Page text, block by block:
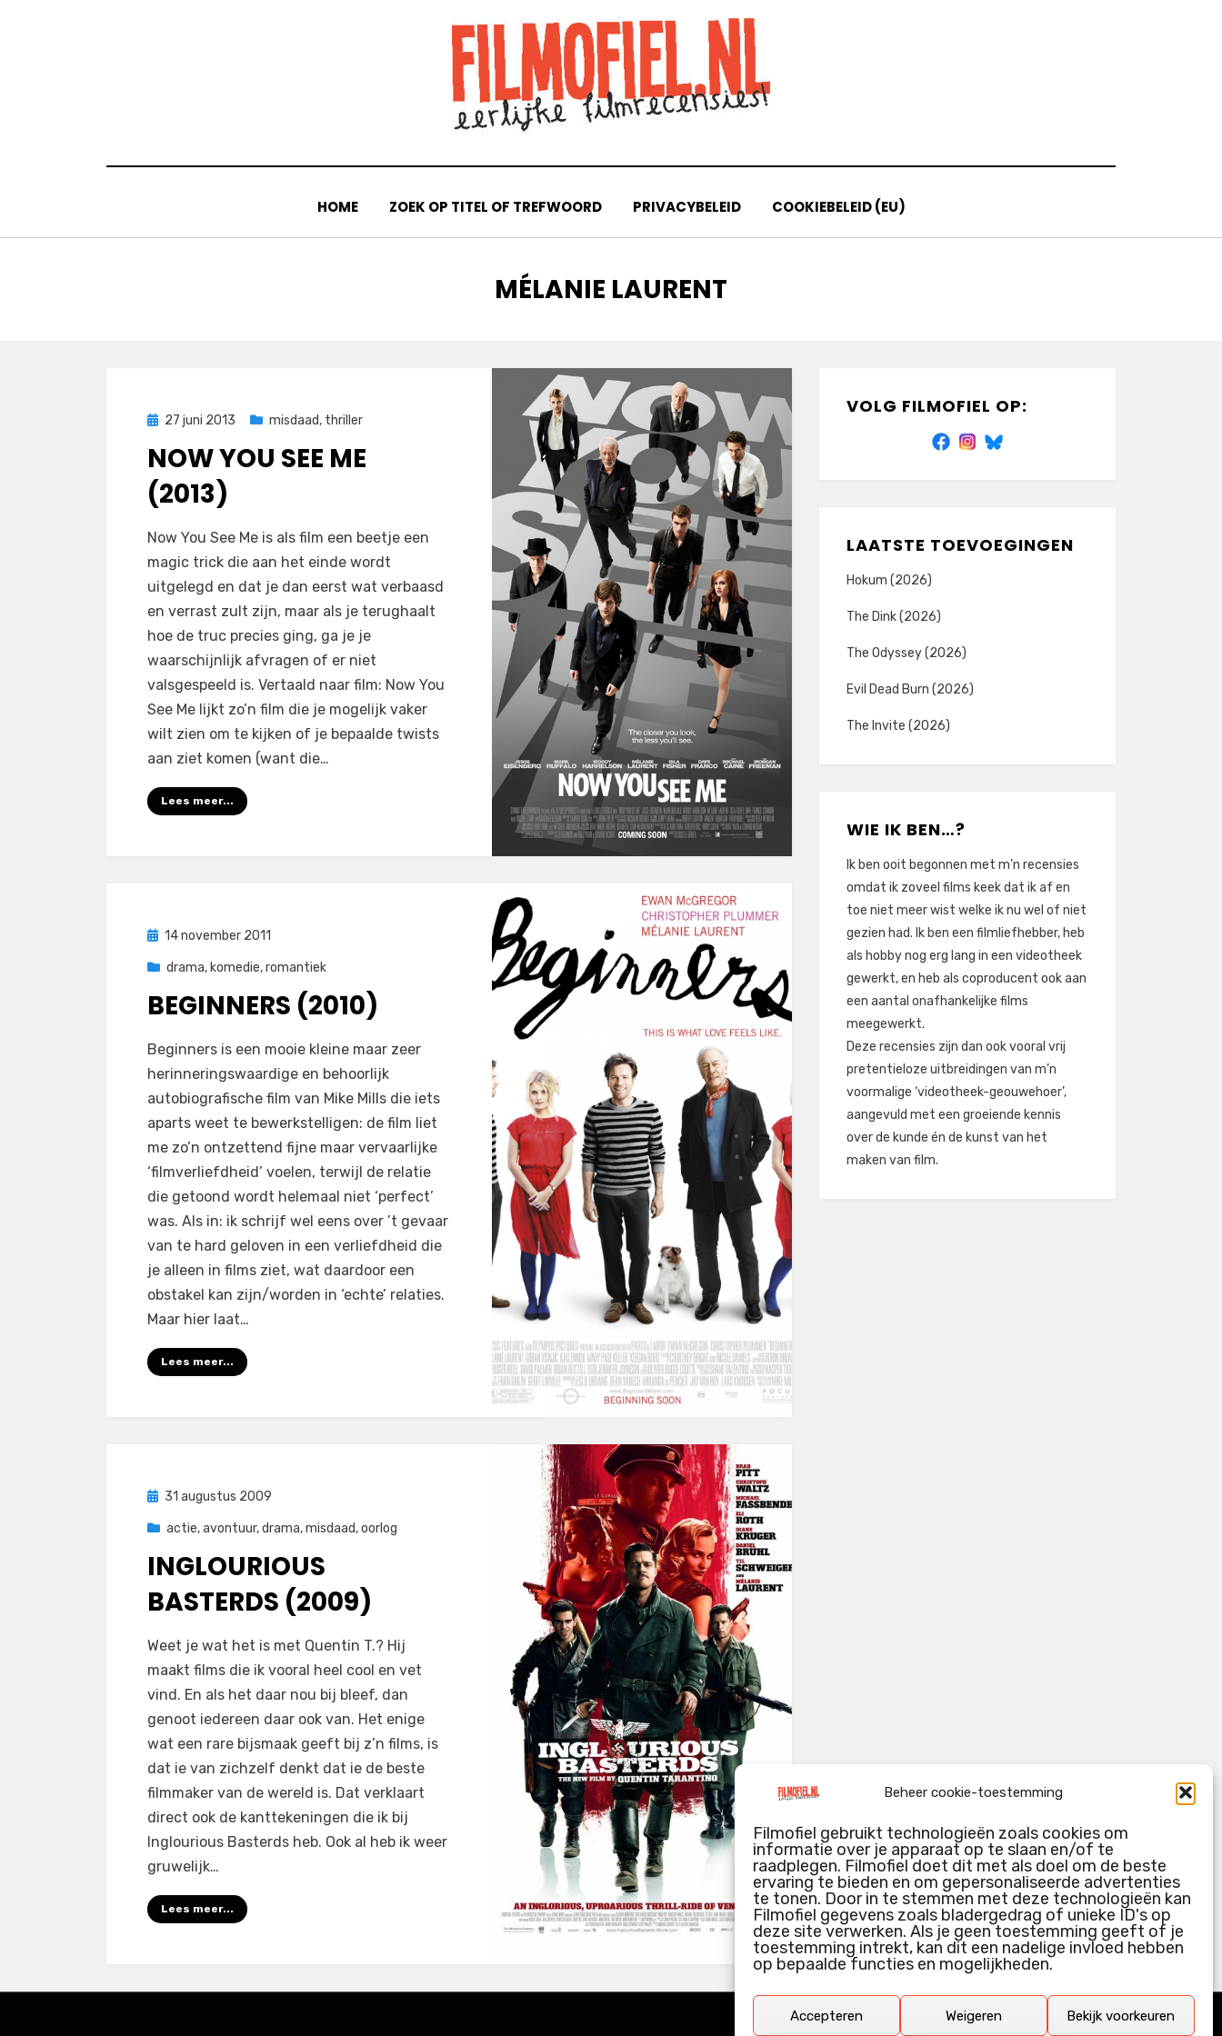
Beheer cookie-toestemming
Filmofiel gebruikt technologieën zoals cookies om
informatie over je apparaat op te slaan en/of te
raadplegen. Filmofiel doet dit met als doel om de beste
ervaring te bieden en om gepersonaliseerde advertenties
te tonen. Door in te stemmen met deze technologieën kan
Filmofiel gegevens zoals bladergedrag of unieke ID's op
deze site verwerken. Als je geen toestemming geeft of je
toestemming intrekt, kan dit een nadelige invloed hebben
op bepaalde functies en mogelijkheden.
Accepteren Weigeren Bekijk voorkeuren
HOME ZOEK OP TITEL OF TREFWOORD PRIVACYBELEID COOKIEBELEID (EU)
TAG
:
MÉLANIE LAURENT
Geplaatst
27 juni 2013 misdaad, thriller
NOW YOU SEE ME
(2013)
doorFilmofiel.nl
1 reactieop
Now
(2013)
Now You See Me is als film een beetje een
magic trick die aan het einde wordt
uitgelegd en dat je dan eerst wat verbaasd
en verrast zult zijn, maar als je terughaalt
hoe de truc precies ging, ga je je
waarschijnlijk afvragen of er niet
valsgespeeld is. Vertaald naar film: Now You
See Me lijkt zo’n film die je mogelijk vaker
wilt zien om te kijken of je bepaalde twists
aan ziet komen (want die…
Lees meer...
Geplaatst
14 november 2011
drama, komedie,romantiek
BEGINNERS (2010)
doorFilmofiel.nl
2 reactiesop
Beginners
Beginners is een mooie kleine maar zeer
herinneringswaardige en behoorlijk
autobiografische film van Mike Mills die iets
aparts weet te bewerkstelligen: de film liet
me zo’n ontzettend fijne maar vervaarlijke
‘filmverliefdheid’ voelen, terwijl de relatie
die getoond wordt helemaal niet ‘perfect’
was. Als in: ik schrijf wel eens over ’t gevaar
van te hard geloven in een verliefdheid die
je alleen in films ziet, wat daardoor een
obstakel kan zijn/worden in ‘echte’ relaties.
Maar hier laat…
Lees meer...
Geplaatst
31 augustus 2009
actie,avontuur,drama,misdaad,oorlog
INGLOURIOUS
BASTERDS (2009)
doorFilmofiel.nl
1 reactieop
Inglourious
Weet je wat het is met Quentin T.? Hij
maakt films die ik vooral heel cool en vet
vind. En als het daar nou bij bleef, dan
genoot iedereen daar ook van. Het enige
wat een rare bijsmaak geeft bij z’n films, is
dat ie van zichzelf denkt dat ie de beste
filmmaker van de wereld is. Dat verklaart
direct ook de kanttekeningen die ik bij
Inglourious Basterds heb. Ook al heb ik weer
gruwelijk…
Lees meer...
VOLG FILMOFIEL OP:
LAATSTE TOEVOEGINGEN
Hokum (2026)
The Dink (2026)
The Odyssey (2026)
Evil Dead Burn (2026)
The Invite (2026)
WIE IK BEN…?
Ik ben ooit begonnen met m’n recensies
omdat ik zoveel films keek dat ik af en
toe niet meer wist welke ik nu wel of niet
gezien had. Ik ben een filmliefhebber, heb
als hobby nog erg lang in een videotheek
gewerkt, en heb als coproducent ook aan
een aantal onafhankelijke films
meegewerkt.
Deze recensies zijn dan ook vooral vrij
pretentieloze uitbreidingen van m’n
voormalige ‘videotheek-geouwehoer’,
aangevuld met een groeiende kennis
over de kunde én de kunst van het
maken van film.